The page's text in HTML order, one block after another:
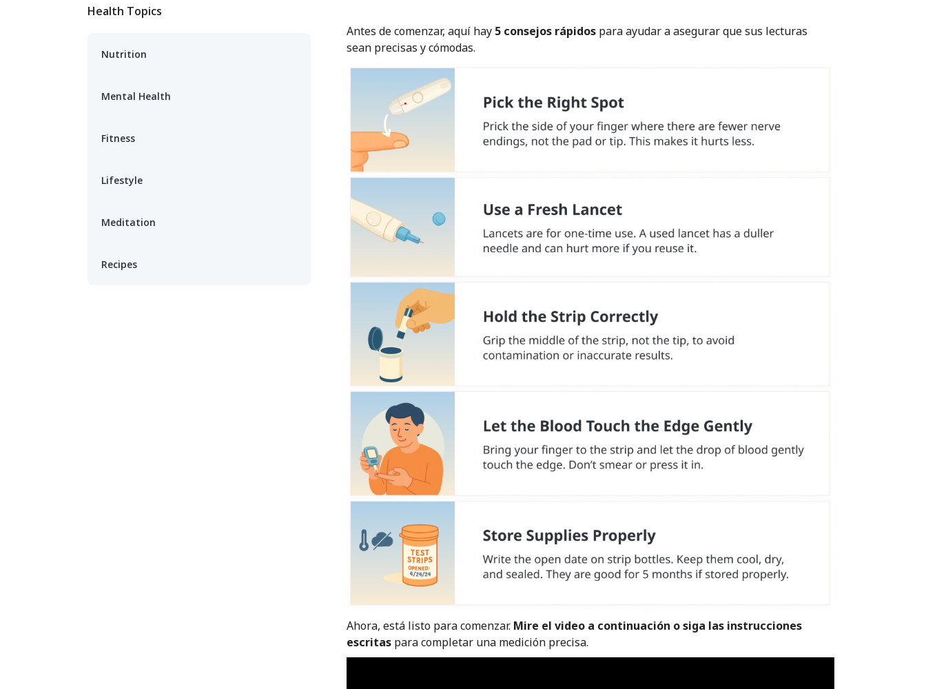
Health Topics
Nutrition
Mental Health
Fitness
Lifestyle
Meditation
Recipes
Antes de comenzar, aquí hay 5 consejos rápidospara ayudar a asegurar que sus lecturas
sean precisas y cómodas.
Ahora, está listo para comenzar. Mire el video a continuación o siga las instrucciones
escritaspara completar una medición precisa.